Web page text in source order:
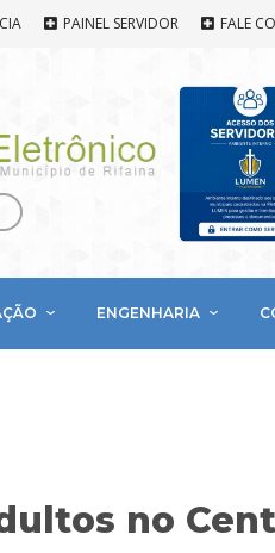
PAINEL SERVIDOR FALE
ENGENHARIA
no